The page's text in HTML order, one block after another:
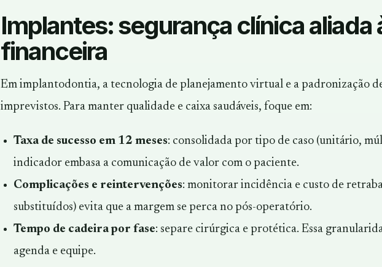
Implantes: segurança clínica
financeira
Em implantodontia, a tecnologia de planejamento virtual e a padronização
imprevistos. Para manter qualidade e caixa saudáveis, foque em:
Taxa de sucesso em 12 meses: consolidada por tipo de caso (unitário,
indicador embasa a comunicação de valor com o paciente.
Complicações e reintervenções: monitorar incidência e custo de
substituídos) evita que a margem se perca no pós-operatório.
Tempo de cadeira por fase: separe cirúrgica e protética. Essa
agenda e equipe.